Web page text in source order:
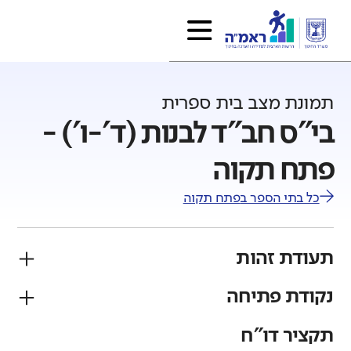
תמונת מצב בית ספרית
בי"ס חב"ד לבנות (ד'-ו') -
פתח תקוה
כל בתי הספר בפתח תקוה
תעודת זהות
פיקוח
נקודת פתיחה
תקציר דו"ח